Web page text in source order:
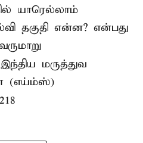
யாரெல்லாம்
தகுதி என்ன? என்பது
மருத்துவ
(எய்ம்ஸ்)